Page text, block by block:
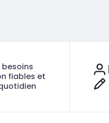
fiables et